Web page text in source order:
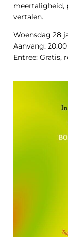
meertaligheid,
vertalen.
Woensdag 28
Aanvang: 20.00
Entree: Gratis,